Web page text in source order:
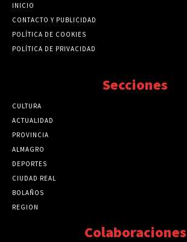
INICIO
CONTACTO Y PUBLICIDAD
POLÍTICA DE COOKIES
POLÍTICA DE PRIVACIDAD
Secciones
CULTURA
ACTUALIDAD
PROVINCIA
ALMAGRO
DEPORTES
CIUDAD REAL
BOLAÑOS
REGION
Colaboraciones